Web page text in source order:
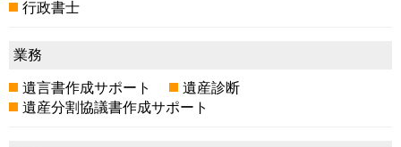
行政書士
業務
遺言書作成サポート
遺産診断
遺産分割協議書作成サポート